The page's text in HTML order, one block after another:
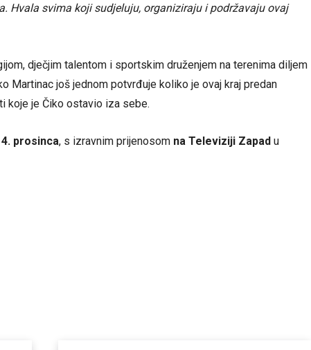
Hvala svima koji sudjeluju, organiziraju i podržavaju ovaj
dječjim talentom i sportskim druženjem na terenima diljem
Martinac još jednom potvrđuje koliko je ovaj kraj predan
koje je Čiko ostavio iza sebe.
prosinca, s izravnim prijenosom na Televiziji Zapad u